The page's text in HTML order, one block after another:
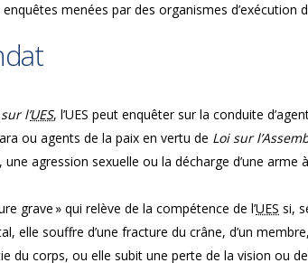
menées par des organismes d’exécution
l’UES, l’UES peut enquêter sur la conduite
ou agents de la paix en vertu de Loi sur
agression sexuelle ou la décharge d’une arme
grave » qui relève de la compétence de l’UES si,
elle souffre d’une fracture du crâne, d’un
du corps, ou elle subit une perte de la vision ou de